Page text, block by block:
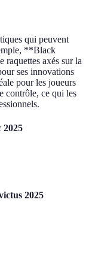
qui peuvent
**Black
raquettes axés sur la
ses innovations
pour les joueurs
contrôle, ce qui les
2025
2025